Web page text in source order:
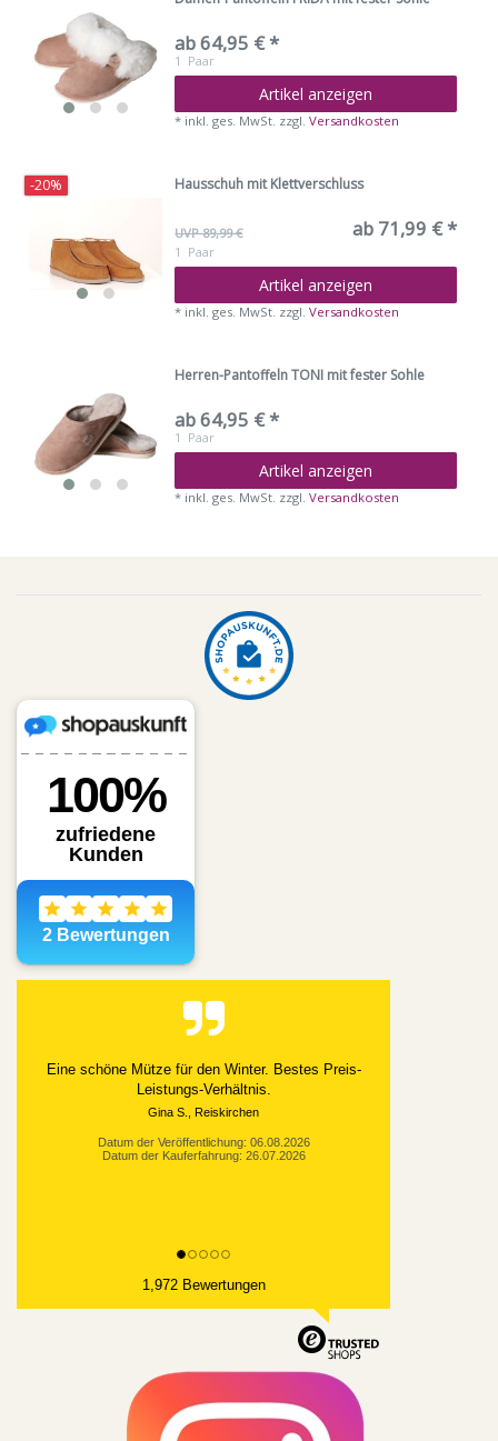
ab 64,95 € *
1 Paar
Artikel anzeigen
* inkl. ges. MwSt. zzgl.Versandkosten
-20% Hausschuh mit Klettverschluss
UVP 89,99 € ab 71,99 € *
1 Paar
Artikel anzeigen
* inkl. ges. MwSt. zzgl.Versandkosten
Herren-Pantoffeln TONI mit fester Sohle
ab 64,95 € *
1 Paar
Artikel anzeigen
* inkl. ges. MwSt. zzgl.Versandkosten
Alles gut geklappt
Datum der Kauferfahrung: 21.07.2026
1,972 Bewertungen